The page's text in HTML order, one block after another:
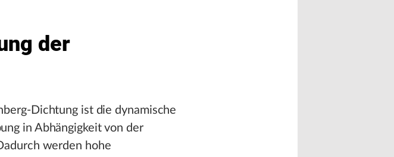
der
Dichtung ist die dynamische
in Abhängigkeit von der
werden hohe